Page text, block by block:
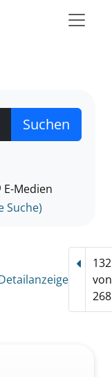
Sie suchen wollen.
E-Medien
Suche)
132
von
268